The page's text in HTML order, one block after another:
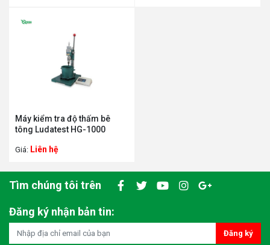
Máy kiểm tra độ thấm bê
tông Ludatest HG-1000
Giá: Liên hệ
Tìm chúng tôi trên
Đăng ký nhận bản tin:
Đăng ký